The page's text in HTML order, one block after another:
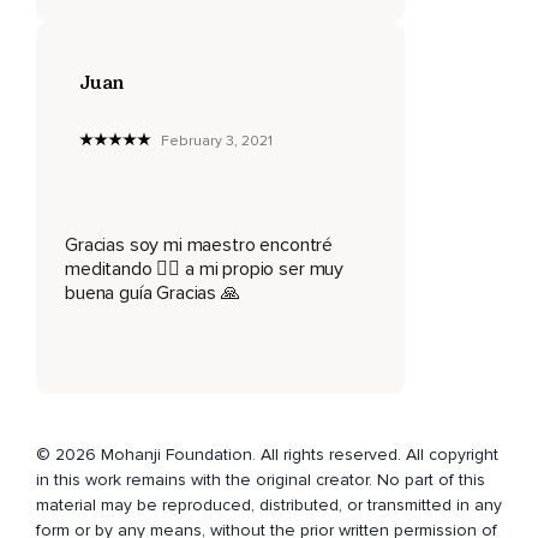
esto es lo más importante.
aspectos.
Esto no me está dando satisfacción.
profundizar en nosotros mismos,
Para averiguar quiénes somos en realidad.
Juan
February 3, 2021
Gracias soy mi maestro encontré
meditando 🧘‍♀️ a mi propio ser muy
buena guía Gracias 🙏
© 2026 Mohanji Foundation. All rights reserved. All copyright
in this work remains with the original creator. No part of this
material may be reproduced, distributed, or transmitted in any
form or by any means, without the prior written permission of